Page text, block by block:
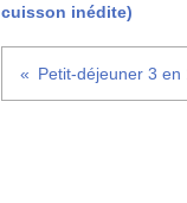
cuisson inédite)